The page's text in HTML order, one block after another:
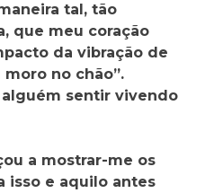
tal, tão
que meu coração
da vibração de
moro no chão”.
sentir vivendo
a mostrar-me os
isso e aquilo antes